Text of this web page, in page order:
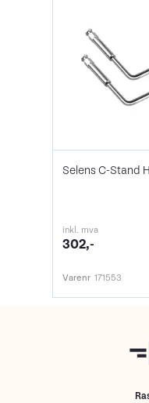
Selens C-Stand
inkl. mva
302,-
Varenr 171553